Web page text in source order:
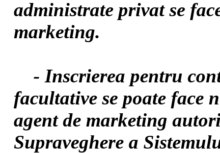
administrate privat se
marketing.
- Inscrierea pentru
facultative se poate
agent de marketing
Supraveghere a